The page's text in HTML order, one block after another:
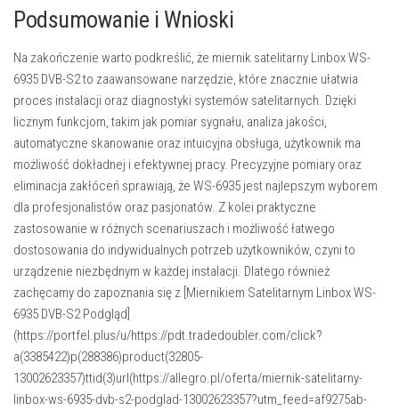
Podsumowanie i Wnioski
Na zakończenie warto podkreślić, że miernik satelitarny Linbox WS-
6935 DVB-S2 to zaawansowane narzędzie, które znacznie ułatwia
proces instalacji oraz diagnostyki systemów satelitarnych. Dzięki
licznym funkcjom, takim jak pomiar sygnału, analiza jakości,
automatyczne skanowanie oraz intuicyjna obsługa, użytkownik ma
możliwość dokładnej i efektywnej pracy. Precyzyjne pomiary oraz
eliminacja zakłóceń sprawiają, że WS-6935 jest najlepszym wyborem
dla profesjonalistów oraz pasjonatów. Z kolei praktyczne
zastosowanie w różnych scenariuszach i możliwość łatwego
dostosowania do indywidualnych potrzeb użytkowników, czyni to
urządzenie niezbędnym w każdej instalacji. Dlatego również
zachęcamy do zapoznania się z [Miernikiem Satelitarnym Linbox WS-
6935 DVB-S2 Podgląd]
(https://portfel.plus/u/https://pdt.tradedoubler.com/click?
a(3385422)p(288386)product(32805-
13002623357)ttid(3)url(https://allegro.pl/oferta/miernik-satelitarny-
linbox-ws-6935-dvb-s2-podglad-13002623357?utm_feed=af9275ab-